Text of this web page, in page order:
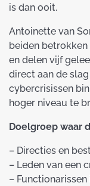
is dan ooit.
Antoinette van
beiden
en delen vijf
direct aan de
cybercrisissen
hoger niveau te
Doelgroep waar
– Directies en
– Leden van een
–